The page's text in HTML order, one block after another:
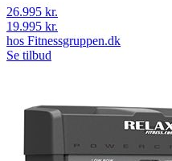
26.995 kr.
19.995 kr.
hos Fitnessgruppen.dk
Se tilbud